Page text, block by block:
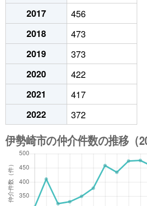
2017
456
2018
473
2019
373
2020
422
2021
417
2022
372